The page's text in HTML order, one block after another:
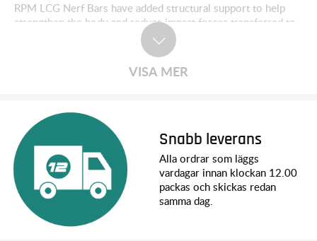
RPM LCG Nerf Bars have added structural support to help
strengthen the body and reduce impact forces transferred to
the chassis. The additional cross bracing optimizes the
rigidity while absorbing additional impact energy anything
less than RPM would have crumpled under!
Nerf Bars are proudly made in the USA, molded in either blue
or black from our engineering grade nylons.
VISA MER
Snabb leverans
Alla ordrar som läggs
vardagar innan klockan 12.00
packas och skickas redan
samma dag.